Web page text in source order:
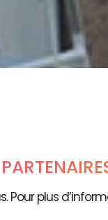
Pour plus